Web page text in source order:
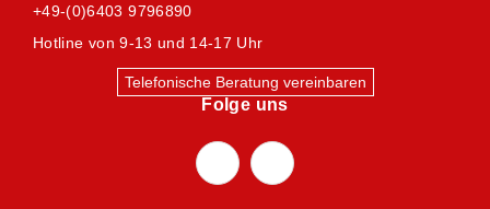
+49-(0)6403 9796890
Hotline von 9-13 und 14-17 Uhr
Telefonische Beratung vereinbaren
Folge uns